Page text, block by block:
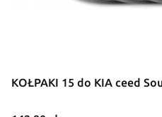
KOŁPAKI 15 do KIA ceed